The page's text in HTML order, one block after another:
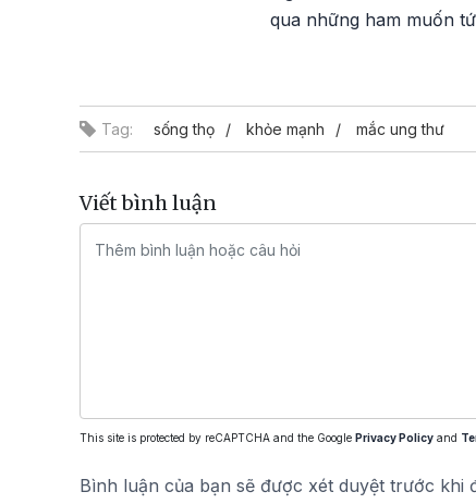
qua những ham muốn
Tag: sống thọ khỏe mạnh mắc ung thư
Viết bình luận
This site is protected by reCAPTCHA and the Google Privacy Policy and
Bình luận của bạn sẽ được xét duyệt trước khi